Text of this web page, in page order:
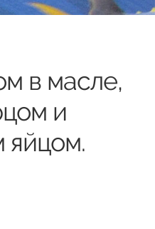
в масле,
и
яйцом.